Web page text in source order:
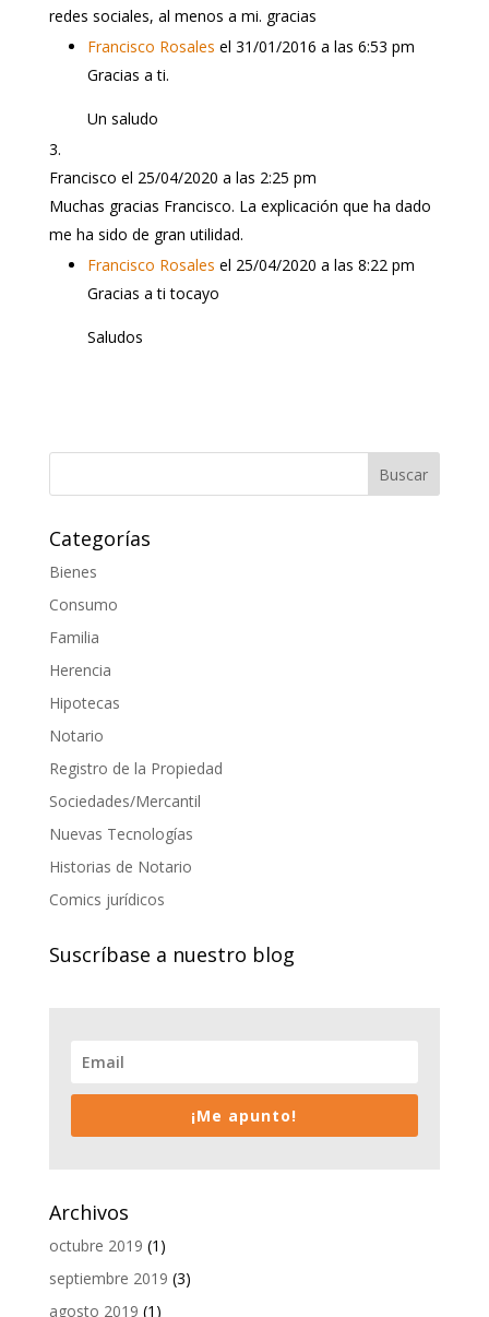
redes sociales, al menos a mi. gracias
Francisco Rosales el 31/01/2016 a las 6:53 pm
Gracias a ti.
Un saludo
Francisco el 25/04/2020 a las 2:25 pm
Muchas gracias Francisco. La explicación que ha dado
me ha sido de gran utilidad.
Francisco Rosales el 25/04/2020 a las 8:22 pm
Gracias a ti tocayo
Saludos
Categorías
Bienes
Consumo
Familia
Herencia
Hipotecas
Notario
Registro de la Propiedad
Sociedades/Mercantil
Nuevas Tecnologías
Historias de Notario
Comics jurídicos
Suscríbase a nuestro blog
¡Me apunto!
Archivos
octubre 2019 (1)
septiembre 2019 (3)
agosto 2019 (1)